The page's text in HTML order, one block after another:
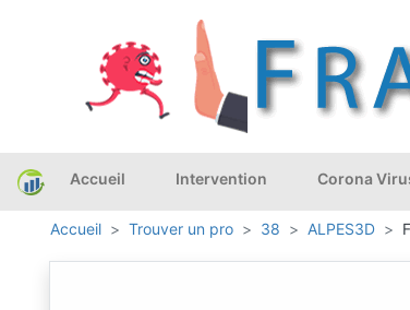
Accueil Intervention Corona
Accueil Trouver un pro 38 ALPES3D